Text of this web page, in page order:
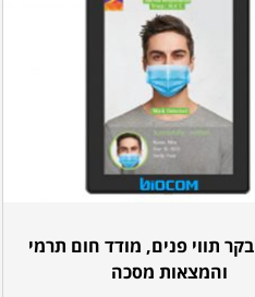
FR780 בקר תווי פנים, מודד חום תרמי
והמצאות מסכה